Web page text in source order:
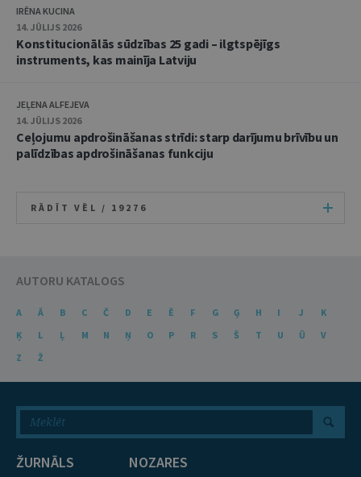
IRĒNA KUCINA
14. JŪLIJS 2026
Konstitucionālās sūdzības 25 gadi – ilgtspējīgs
instruments, kas mainīja Latviju
JEĻENA ALFEJEVA
14. JŪLIJS 2026
Ceļojumu apdrošināšanas strīdi: starp darījumu brīvību un
palīdzības apdrošināšanas funkciju
RĀDĪT VĒL / 19276
AUTORU KATALOGS
A Ā B C Č D E Ē F G Ģ H I J
K
Ķ
L Ļ M N Ņ O P R S Š T U Ū
V
Z
Ž
ŽURNĀLS
NOZARES